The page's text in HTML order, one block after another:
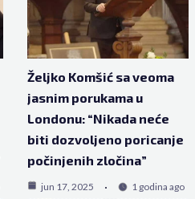
Željko Komšić sa veoma
jasnim porukama u
Londonu: “Nikada neće
biti dozvoljeno poricanje
počinjenih zločina”
jun 17, 2025 1 godina ago